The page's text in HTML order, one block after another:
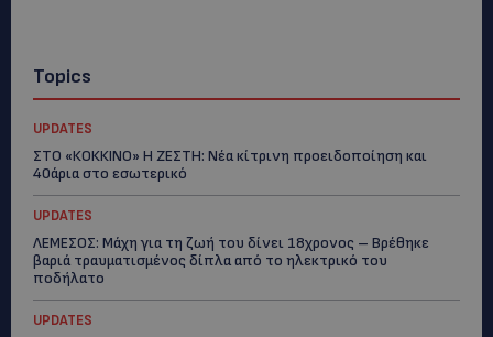
Topics
UPDATES
ΣΤΟ «ΚΟΚΚΙΝΟ» Η ΖΕΣΤΗ: Νέα κίτρινη προειδοποίηση και
40άρια στο εσωτερικό
UPDATES
ΛΕΜΕΣΟΣ: Μάχη για τη ζωή του δίνει 18χρονος – Βρέθηκε
βαριά τραυματισμένος δίπλα από το ηλεκτρικό του
ποδήλατο
UPDATES